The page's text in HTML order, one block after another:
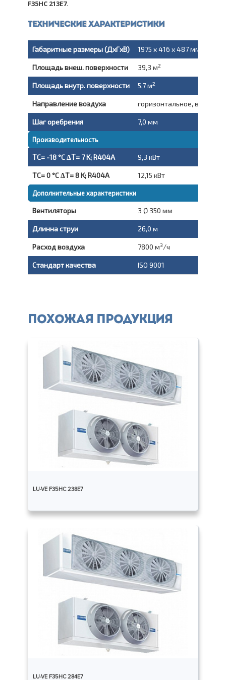
F35HC 213E7.
Технические характеристики
Габаритные размеры (ДxГxВ) 1975 x 416 x 487 мм
Площадь внеш. поверхности 39,3 м2
Площадь внутр. поверхности 5,7 м2
Направление воздуха горизонтальное,
Шаг оребрения 7,0 мм
Производительность
TC= -18 °C ΔT= 7 K; R404A 9,3 кВт
TC= 0 °C ΔT= 8 K; R404A 12,15 кВт
Дополнительные характеристики
Вентиляторы 3 Ø 350 мм
Длинна струи 26,0 м
Расход воздуха 7800 м3/ч
Стандарт качества ISO 9001
Похожая продукция
LU-VE F35HC 238E7
LU-VE F35HC 284E7